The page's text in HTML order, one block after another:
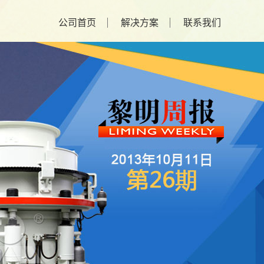
公司首页 解决方案 联系我们